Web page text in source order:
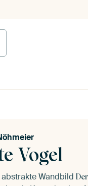
Vogel
Wandbild